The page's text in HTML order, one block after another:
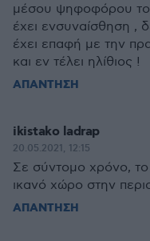
μέσου ψηφοφόρου
έχει ενσυναίσθηση ,
έχει επαφή με την
και εν τέλει ηλίθιος !
ΑΠΑΝΤΗΣΗ
ikistako ladrap
20.05.2021, 12:15
Σε σύντομο χρόνο, το
ικανό χώρο στην
ΑΠΑΝΤΗΣΗ